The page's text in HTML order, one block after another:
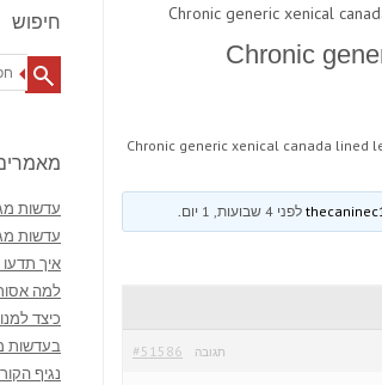
> Chronic generic xenical
Chronic
Chronic generic xenical canada lined
לפני 4 שבועות, 1 יום
#51586 תגובה
חיפוש
Search
עדשות
עדשות
איך
למה
כיצד
בעדשות
נגיף